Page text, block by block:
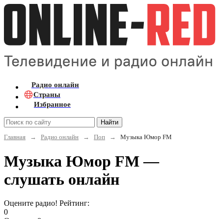
Радио онлайн
Страны
Избранное
Найти
Главная
→ Радио онлайн → Поп → Музыка Юмор FM
Музыка Юмор FM —
слушать онлайн
Оцените радио! Рейтинг:
0